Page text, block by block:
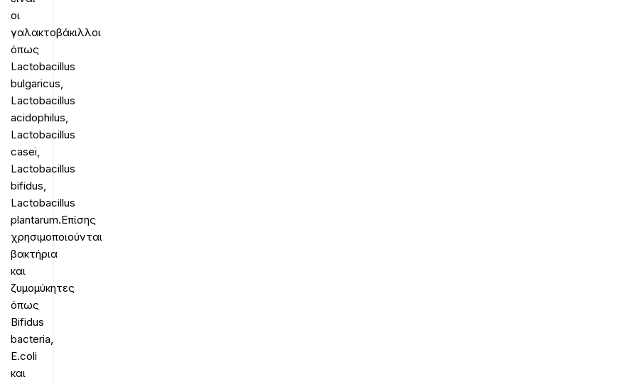
οι
γαλακτοβάκιλλοι
όπως
Lactobacillus
bulgaricus,
Lactobacillus
acidophilus,
Lactobacillus
casei,
Lactobacillus
bifidus,
Lactobacillus
plantarum.Επίσης
χρησιμοποιούνται
βακτήρια
και
ζυμομύκητες
όπως
Bifidus
bacteria,
E.coli
και